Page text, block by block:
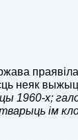
неяк
1960-х;
ім